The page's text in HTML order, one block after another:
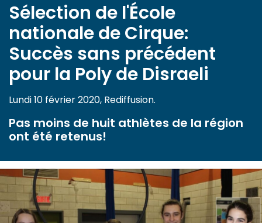
Sélection de l'École
nationale de Cirque:
Succès sans précédent
pour la Poly de Disraeli
Lundi 10 février 2020, Rediffusion.
Pas moins de huit athlètes de la région
ont été retenus!